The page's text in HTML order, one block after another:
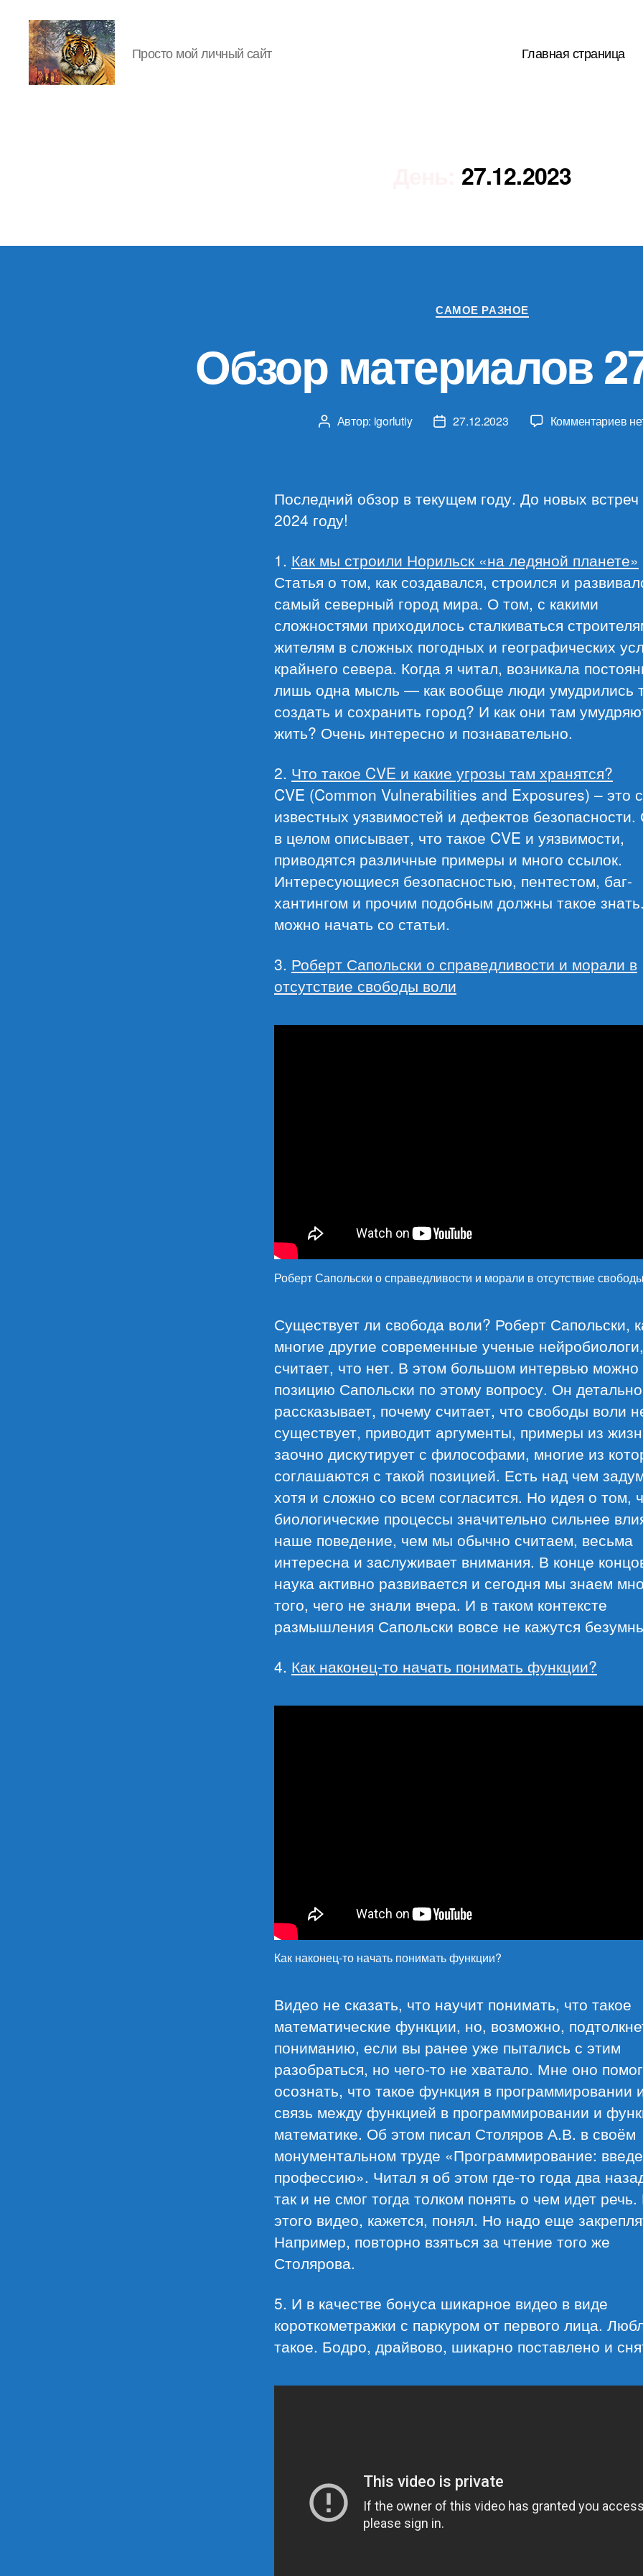
Просто мой личный сайт Главная страница
27.12.2023
Рубрики
САМОЕ РАЗНОЕ
Обзор материалов
Автор
Автор: igorlutiy
Дата27.12.2023 Комментариевк
Последний обзор в текущем году. До новых
2024 году!
1. Как мы строили Норильск «на ледяной планете»
Статья о том, как создавался, строился и
самый северный город мира. О том, с какими
сложностями приходилось сталкиваться
жителям в сложных погодных и географических
крайнего севера. Когда я читал, возникала
лишь одна мысль — как вообще люди умудрились
создать и сохранить город? И как они там
жить? Очень интересно и познавательно.
2. Что такое CVE и какие угрозы там хранятся?
CVE (Common Vulnerabilities and Exposures) – это
известных уязвимостей и дефектов безопасности.
в целом описывает, что такое CVE и уязвимости,
приводятся различные примеры и много ссылок.
Интересующиеся безопасностью, пентестом, баг-
хантингом и прочим подобным должны такое
можно начать со статьи.
3. Роберт Сапольски о справедливости и морали в
отсутствие свободы воли
Роберт Сапольски о справедливости и морали в отсутствие
Существует ли свобода воли? Роберт Сапольски,
многие другие современные ученые нейробиологи,
считает, что нет. В этом большом интервью можно
позицию Сапольски по этому вопросу. Он детально
рассказывает, почему считает, что свободы воли
существует, приводит аргументы, примеры из
заочно дискутирует с философами, многие из
соглашаются с такой позицией. Есть над чем
хотя и сложно со всем согласится. Но идея о том,
биологические процессы значительно сильнее
наше поведение, чем мы обычно считаем, весьма
интересна и заслуживает внимания. В конце
наука активно развивается и сегодня мы знаем
того, чего не знали вчера. И в таком контексте
размышления Сапольски вовсе не кажутся
4. Как наконец-то начать понимать функции?
Как наконец-то начать понимать функции?
Видео не сказать, что научит понимать, что такое
математические функции, но, возможно,
пониманию, если вы ранее уже пытались с этим
разобраться, но чего-то не хватало. Мне оно
осознать, что такое функция в программировании
связь между функцией в программировании и
математике. Об этом писал Столяров А.В. в своём
монументальном труде «Программирование:
профессию». Читал я об этом где-то года два
так и не смог тогда толком понять о чем идет
этого видео, кажется, понял. Но надо еще
Например, повторно взяться за чтение того же
Столярова.
5. И в качестве бонуса шикарное видео в виде
короткометражки с паркуром от первого лица.
такое. Бодро, драйвово, шикарно поставлено и